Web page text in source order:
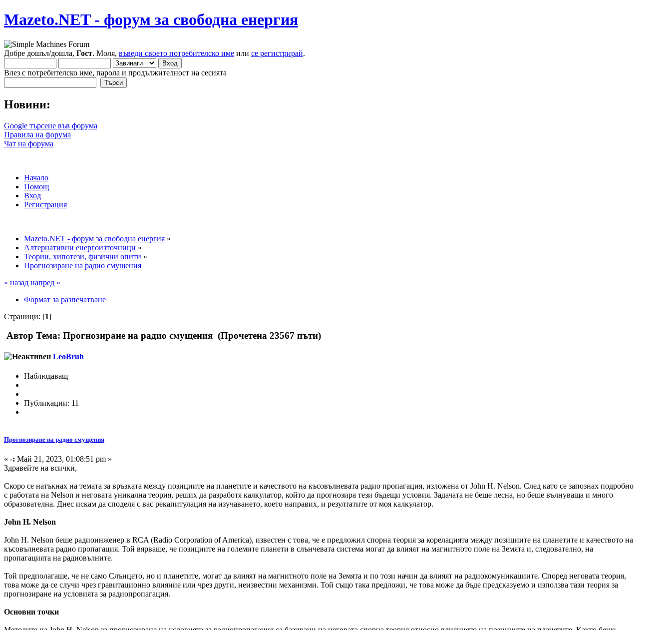
Mazeto.NET - форум за свободна енергия
Добре дошъл/дошла, Гост. Моля, въведи своето потребителско име или се регистрирай.
Влез с потребителско име, парола и продължителност на сесията
Новини:
Google търсене във форума
Правила на форума
Чат на форума
Начало
Помощ
Вход
Регистрация
Mazeto.NET - форум за свободна енергия »
Алтернативни енергоизточници »
Теории, хипотези, физични опити »
Прогнозиране на радио смущения
« назад напред »
Формат за разпечатване
Страници: [1]
Автор Тема: Прогнозиране на радио смущения (Прочетена 23567 пъти)
LeoBruh
Наблюдаващ
Публикации: 11
Прогнозиране на радио смущения
« -: Май 21, 2023, 01:08:51 pm »
Здравейте на всички,
Скоро се натъкнах на темата за връзката между позициите на планетите и качеството на късовълневата радио пропагация, изложена от John H. Nelson. След като се запознах подробно
с работата на Nelson и неговата уникална теория, реших да разработя калкулатор, който да прогнозира тези бъдещи условия. Задачата не беше лесна, но беше вълнуваща и много
образователна. Днес искам да споделя с вас рекапитулация на изучаването, което направих, и резултатите от моя калкулатор.
John H. Nelson
John H. Nelson беше радиоинженер в RCA (Radio Corporation of America), известен с това, че е предложил спорна теория за корелацията между позициите на планетите и качеството на
късовълневата радио пропагация. Той вярваше, че позициите на големите планети в слънчевата система могат да влияят на магнитното поле на Земята и, следователно, на
пропагацията на радиовълните.
Той предполагаше, че не само Слънцето, но и планетите, могат да влияят на магнитното поле на Земята и по този начин да влияят на радиокомуникациите. Според неговата теория,
това може да се случи чрез гравитационно влияние или чрез други, неизвестни механизми. Той също така предложи, че това може да бъде предсказуемо и използва тази теория за
прогнозиране на условията за радиопропагация.
Основни точки